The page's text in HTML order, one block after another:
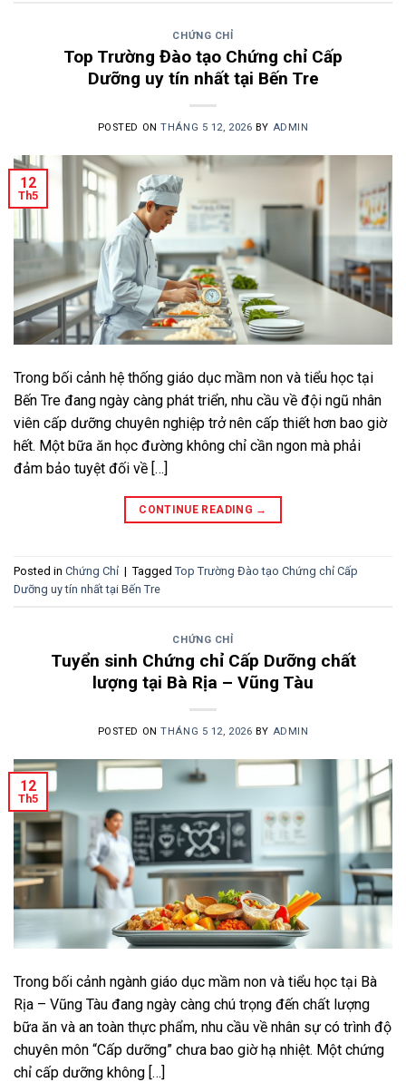
CHỨNG CHỈ
Top Trường Đào tạo Chứng chỉ Cấp
Dưỡng uy tín nhất tại Bến Tre
POSTED ONTHÁNG 5 12, 2026 BY ADMIN
12
Th5
Trong bối cảnh hệ thống giáo dục mầm non và tiểu học tại
Bến Tre đang ngày càng phát triển, nhu cầu về đội ngũ nhân
viên cấp dưỡng chuyên nghiệp trở nên cấp thiết hơn bao giờ
hết. Một bữa ăn học đường không chỉ cần ngon mà phải
đảm bảo tuyệt đối về […]
CONTINUE READING →
Posted in Chứng Chỉ | Tagged Top Trường Đào tạo Chứng chỉ Cấp
Dưỡng uy tín nhất tại Bến Tre
CHỨNG CHỈ
Tuyển sinh Chứng chỉ Cấp Dưỡng chất
lượng tại Bà Rịa – Vũng Tàu
POSTED ONTHÁNG 5 12, 2026 BY ADMIN
12
Th5
Trong bối cảnh ngành giáo dục mầm non và tiểu học tại Bà
Rịa – Vũng Tàu đang ngày càng chú trọng đến chất lượng
bữa ăn và an toàn thực phẩm, nhu cầu về nhân sự có trình độ
chuyên môn “Cấp dưỡng” chưa bao giờ hạ nhiệt. Một chứng
chỉ cấp dưỡng không […]